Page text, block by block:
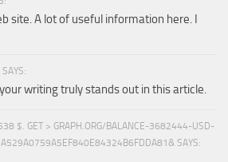
site. A lot of useful information here. I
writing truly stands out in this article.
$. GET > GRAPH.ORG/BALANCE-3682444-USD-
SAYS: